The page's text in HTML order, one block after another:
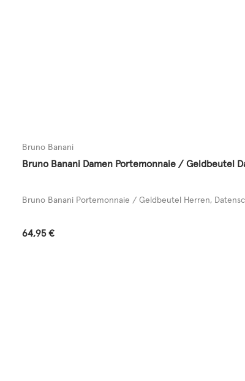
Bruno Banani
Bruno Banani Damen Portemonnaie / Geldbeutel
Bruno Banani Portemonnaie / Geldbeutel Herren,
Regulärer Preis:
64,95 €